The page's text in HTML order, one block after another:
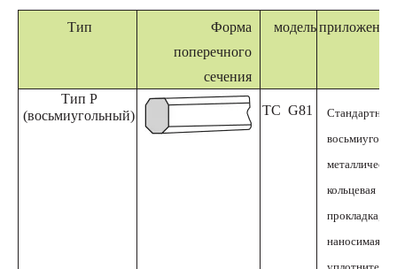
Тип
Форма
поперечного
сечения
модельприложение
Тип Р
(восьмиугольный)
ТС G81
Стандартная
кольцевая
прокладка,
наносимая на